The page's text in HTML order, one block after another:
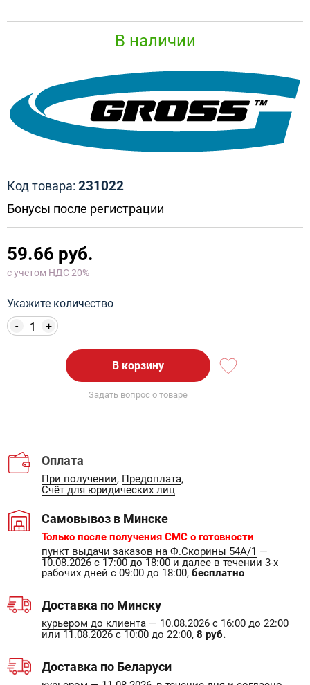
В наличии
Код товара: 231022
Бонусы после регистрации
59.66 руб.
с учетом НДС 20%
Укажите количество
+
-
В корзину
Задать вопрос о товаре
Оплата
При получении, Предоплата,
Счёт для юридических лиц
Самовывоз в Минске
Только после получения СМС о готовности
пункт выдачи заказов на Ф.Скорины 54А/1 —
10.08.2026 с 17:00 до 18:00 и далее в течении 3-х
рабочих дней с 09:00 до 18:00, бесплатно
Доставка по Минску
курьером до клиента — 10.08.2026 с 16:00 до 22:00
или 11.08.2026 с 10:00 до 22:00, 8 руб.
Доставка по Беларуси